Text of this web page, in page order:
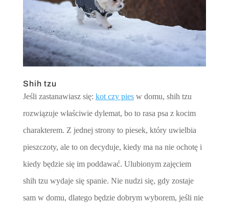
Shih tzu
Jeśli zastanawiasz się: kot czy piesw domu, shih tzu
rozwiązuje właściwie dylemat, bo to rasa psa z kocim
charakterem. Z jednej strony to piesek, który uwielbia
pieszczoty, ale to on decyduje, kiedy ma na nie ochotę i
kiedy będzie się im poddawać. Ulubionym zajęciem
shih tzu wydaje się spanie. Nie nudzi się, gdy zostaje
sam w domu, dlatego będzie dobrym wyborem, jeśli nie